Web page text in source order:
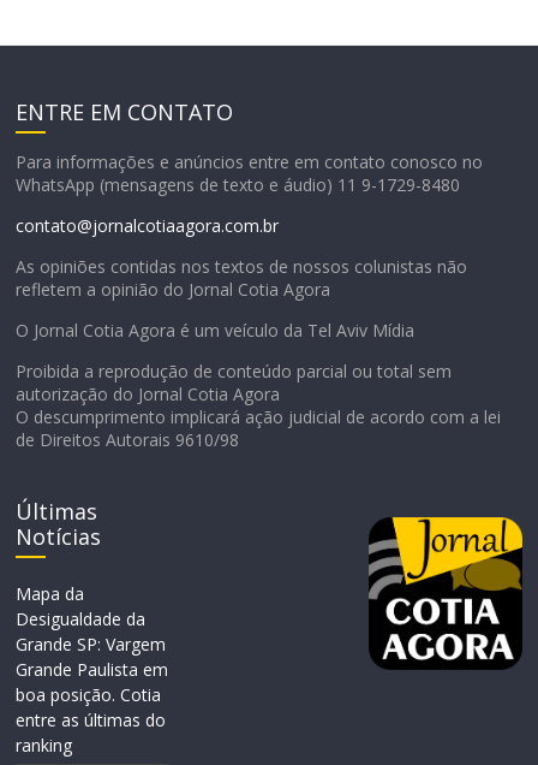
ENTRE EM CONTATO
Para informações e anúncios entre em contato conosco no
WhatsApp (mensagens de texto e áudio) 11 9-1729-8480
contato@jornalcotiaagora.com.br
As opiniões contidas nos textos de nossos colunistas não
refletem a opinião do Jornal Cotia Agora
O Jornal Cotia Agora é um veículo da Tel Aviv Mídia
Proibida a reprodução de conteúdo parcial ou total sem
autorização do Jornal Cotia Agora
O descumprimento implicará ação judicial de acordo com a lei
de Direitos Autorais 9610/98
Últimas
Notícias
Mapa da
Desigualdade da
Grande SP: Vargem
Grande Paulista em
boa posição. Cotia
entre as últimas do
ranking